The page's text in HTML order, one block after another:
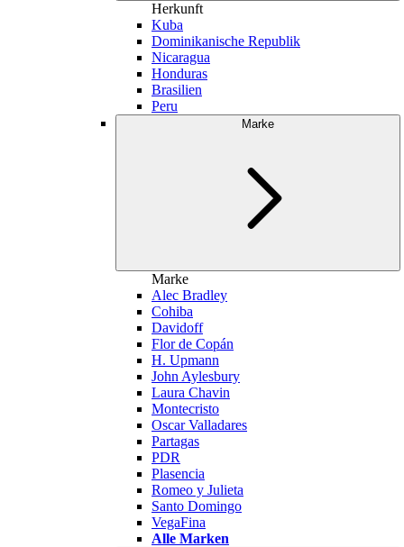
Herkunft
Kuba
Dominikanische Republik
Nicaragua
Honduras
Brasilien
Peru
Marke
Marke
Alec Bradley
Cohiba
Davidoff
Flor de Copán
H. Upmann
John Aylesbury
Laura Chavin
Montecristo
Oscar Valladares
Partagas
PDR
Plasencia
Romeo y Julieta
Santo Domingo
VegaFina
Alle Marken